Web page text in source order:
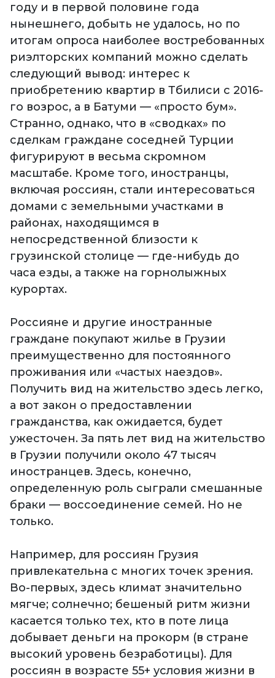
году и в первой половине года
нынешнего, добыть не удалось, но по
итогам опроса наиболее востребованных
риэлторских компаний можно сделать
следующий вывод: интерес к
приобретению квартир в Тбилиси с 2016-
го возрос, а в Батуми — «просто бум».
Странно, однако, что в «сводках» по
сделкам граждане соседней Турции
фигурируют в весьма скромном
масштабе. Кроме того, иностранцы,
включая россиян, стали интересоваться
домами с земельными участками в
районах, находящимся в
непосредственной близости к
грузинской столице — где-нибудь до
часа езды, а также на горнолыжных
курортах.
Россияне и другие иностранные
граждане покупают жилье в Грузии
преимущественно для постоянного
проживания или «частых наездов».
Получить вид на жительство здесь легко,
а вот закон о предоставлении
гражданства, как ожидается, будет
ужесточен. За пять лет вид на жительство
в Грузии получили около 47 тысяч
иностранцев. Здесь, конечно,
определенную роль сыграли смешанные
браки — воссоединение семей. Но не
только.
Например, для россиян Грузия
привлекательна с многих точек зрения.
Во-первых, здесь климат значительно
мягче; солнечно; бешеный ритм жизни
касается только тех, кто в поте лица
добывает деньги на прокорм (в стране
высокий уровень безработицы). Для
россиян в возрасте 55+ условия жизни в